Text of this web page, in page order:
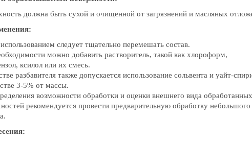
должна быть сухой и очищенной от загрязнений и масляных
следует тщательно перемешать состав.
можно добавить растворитель, такой как хлороформ,
ксилол или их смесь.
разбавителя также допускается использование сольвента и уайт-
3-5% от массы.
возможности обработки и оценки внешнего вида обработанных
рекомендуется провести предварительную обработку небольшого